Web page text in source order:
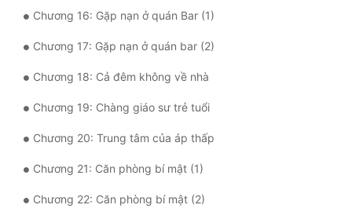
Ngược
Nữ Cường
Nữ Phụ
Phong Thủy - Tâm Linh
Phương Tây
Phản Phái
Quan Trường
Chương 16: Gặp nạn ở quán Bar (1)
Chương 17: Gặp nạn ở quán bar (2)
Chương 18: Cả đêm không về nhà
Chương 19: Chàng giáo sư trẻ tuổi
Chương 20: Trung tâm của áp thấp
Chương 21: Căn phòng bí mật (1)
Chương 22: Căn phòng bí mật (2)